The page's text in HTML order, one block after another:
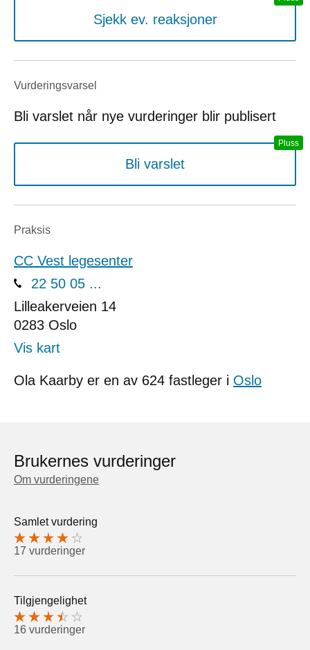
Sjekk ev. reaksjoner
Vurderings­varsel
Bli varslet når nye vurderinger blir publisert
Bli varslet
Praksis
CC Vest legesenter
22 50 05 ...
Lilleakerveien 14
0283 Oslo
Vis kart
Ola Kaarby er en av 624 fastleger i Oslo
Brukernes vurderinger
Om vurderingene
Samlet vurdering
17 vurderinger
Tilgjengelighet
16 vurderinger